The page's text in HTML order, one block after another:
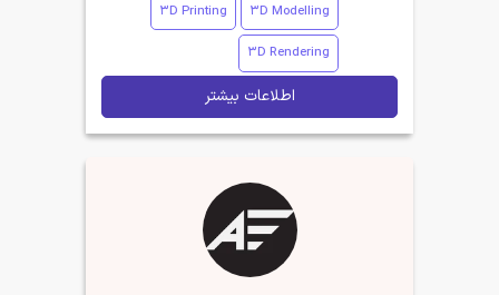
3D Modelling
3D Printing
3D Rendering
اطلاعات بیشتر